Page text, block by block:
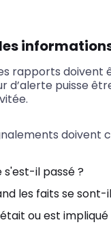
rapports doivent
d’alerte puisse
doivent
s'est-il passé ?
les faits se sont-
ou est impliqué